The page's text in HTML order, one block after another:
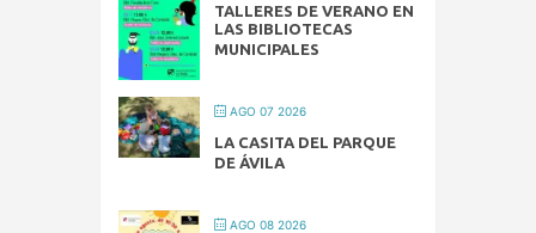
TALLERES DE VERANO EN
LAS BIBLIOTECAS
MUNICIPALES
AGO 07 2026
LA CASITA DEL PARQUE
DE ÁVILA
AGO 08 2026